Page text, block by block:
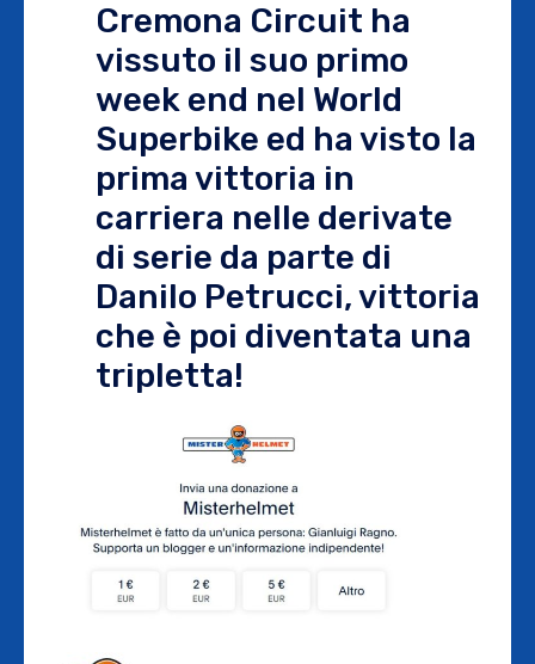
Cremona Circuit ha
vissuto il suo primo
week end nel World
Superbike ed ha visto la
prima vittoria in
carriera nelle derivate
di serie da parte di
Danilo Petrucci, vittoria
che è poi diventata una
tripletta!